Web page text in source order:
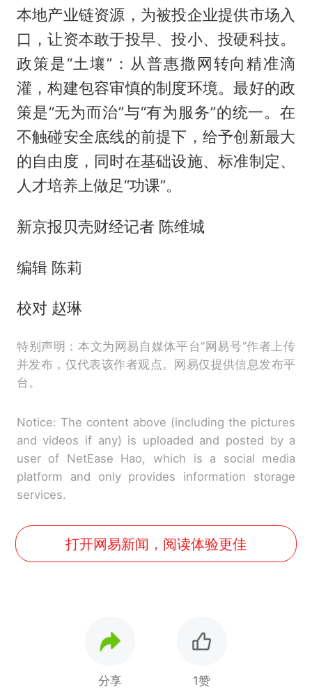
本地产业链资源，为被投企业提供市场入
口，让资本敢于投早、投小、投硬科技。
政策是“土壤”：从普惠撒网转向精准滴
灌，构建包容审慎的制度环境。最好的政
策是“无为而治”与“有为服务”的统一。在
不触碰安全底线的前提下，给予创新最大
的自由度，同时在基础设施、标准制定、
人才培养上做足“功课”。
新京报贝壳财经记者 陈维城
编辑 陈莉
校对 赵琳
特别声明：本文为网易自媒体平台“网易号”作者上传
并发布，仅代表该作者观点。网易仅提供信息发布平
台。
Notice: The content above (including the pictures
and videos if any) is uploaded and posted by a
user of NetEase Hao, which is a social media
platform and only provides information storage
services.
打开网易新闻，阅读体验更佳
分享 1赞